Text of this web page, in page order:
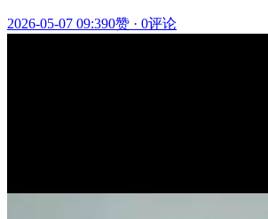
2026-05-07 09:390赞 · 0评论